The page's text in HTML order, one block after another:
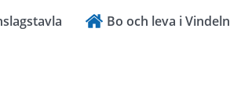
Bo och leva i Vindeln